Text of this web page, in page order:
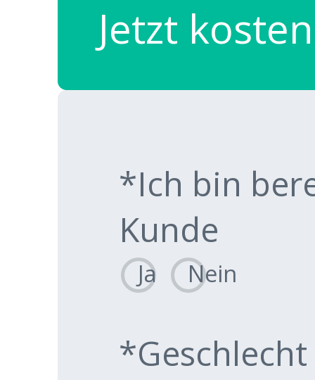
Jetzt
*Ich bin
Kunde
Ja Nein
*Geschlecht